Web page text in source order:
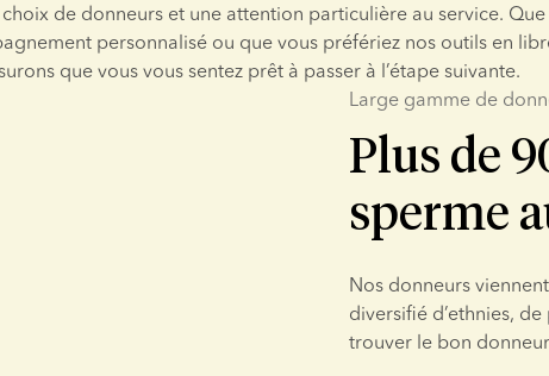
de donneurs et une attention particulière au service. Que
personnalisé ou que vous préfériez nos outils en
que vous vous sentez prêt à passer à l’étape suivante.
Large gamme de
Plus de
sperme
Nos donneurs
diversifié d’ethnies,
trouver le bon